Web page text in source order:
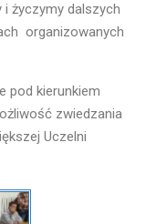
życzymy dalszych
organizowanych
pod kierunkiem
zwiedzania
Uczelni